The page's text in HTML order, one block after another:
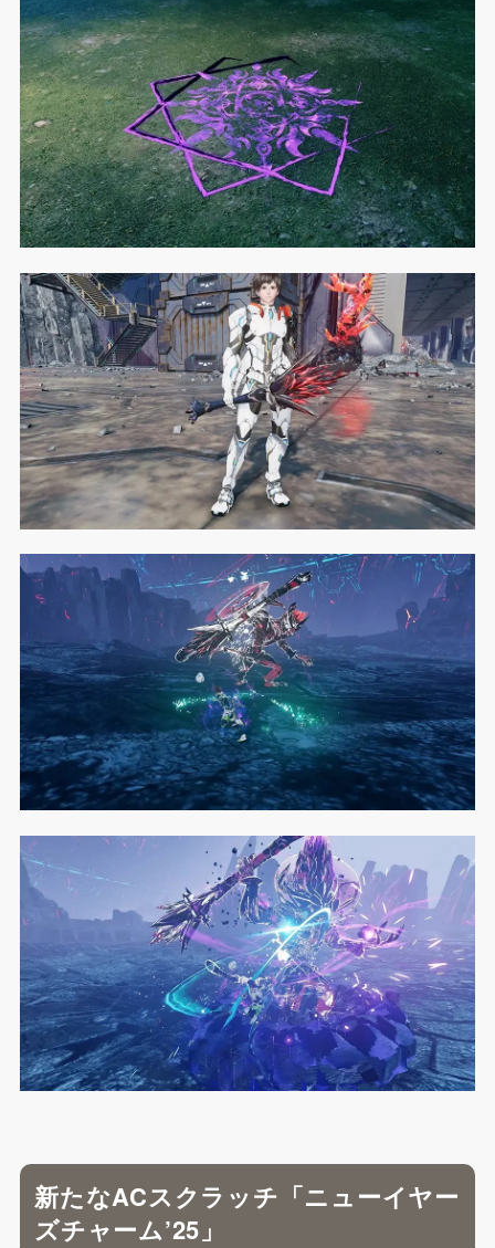
新たなACスクラッチ「ニューイヤー
ズチャーム’25」